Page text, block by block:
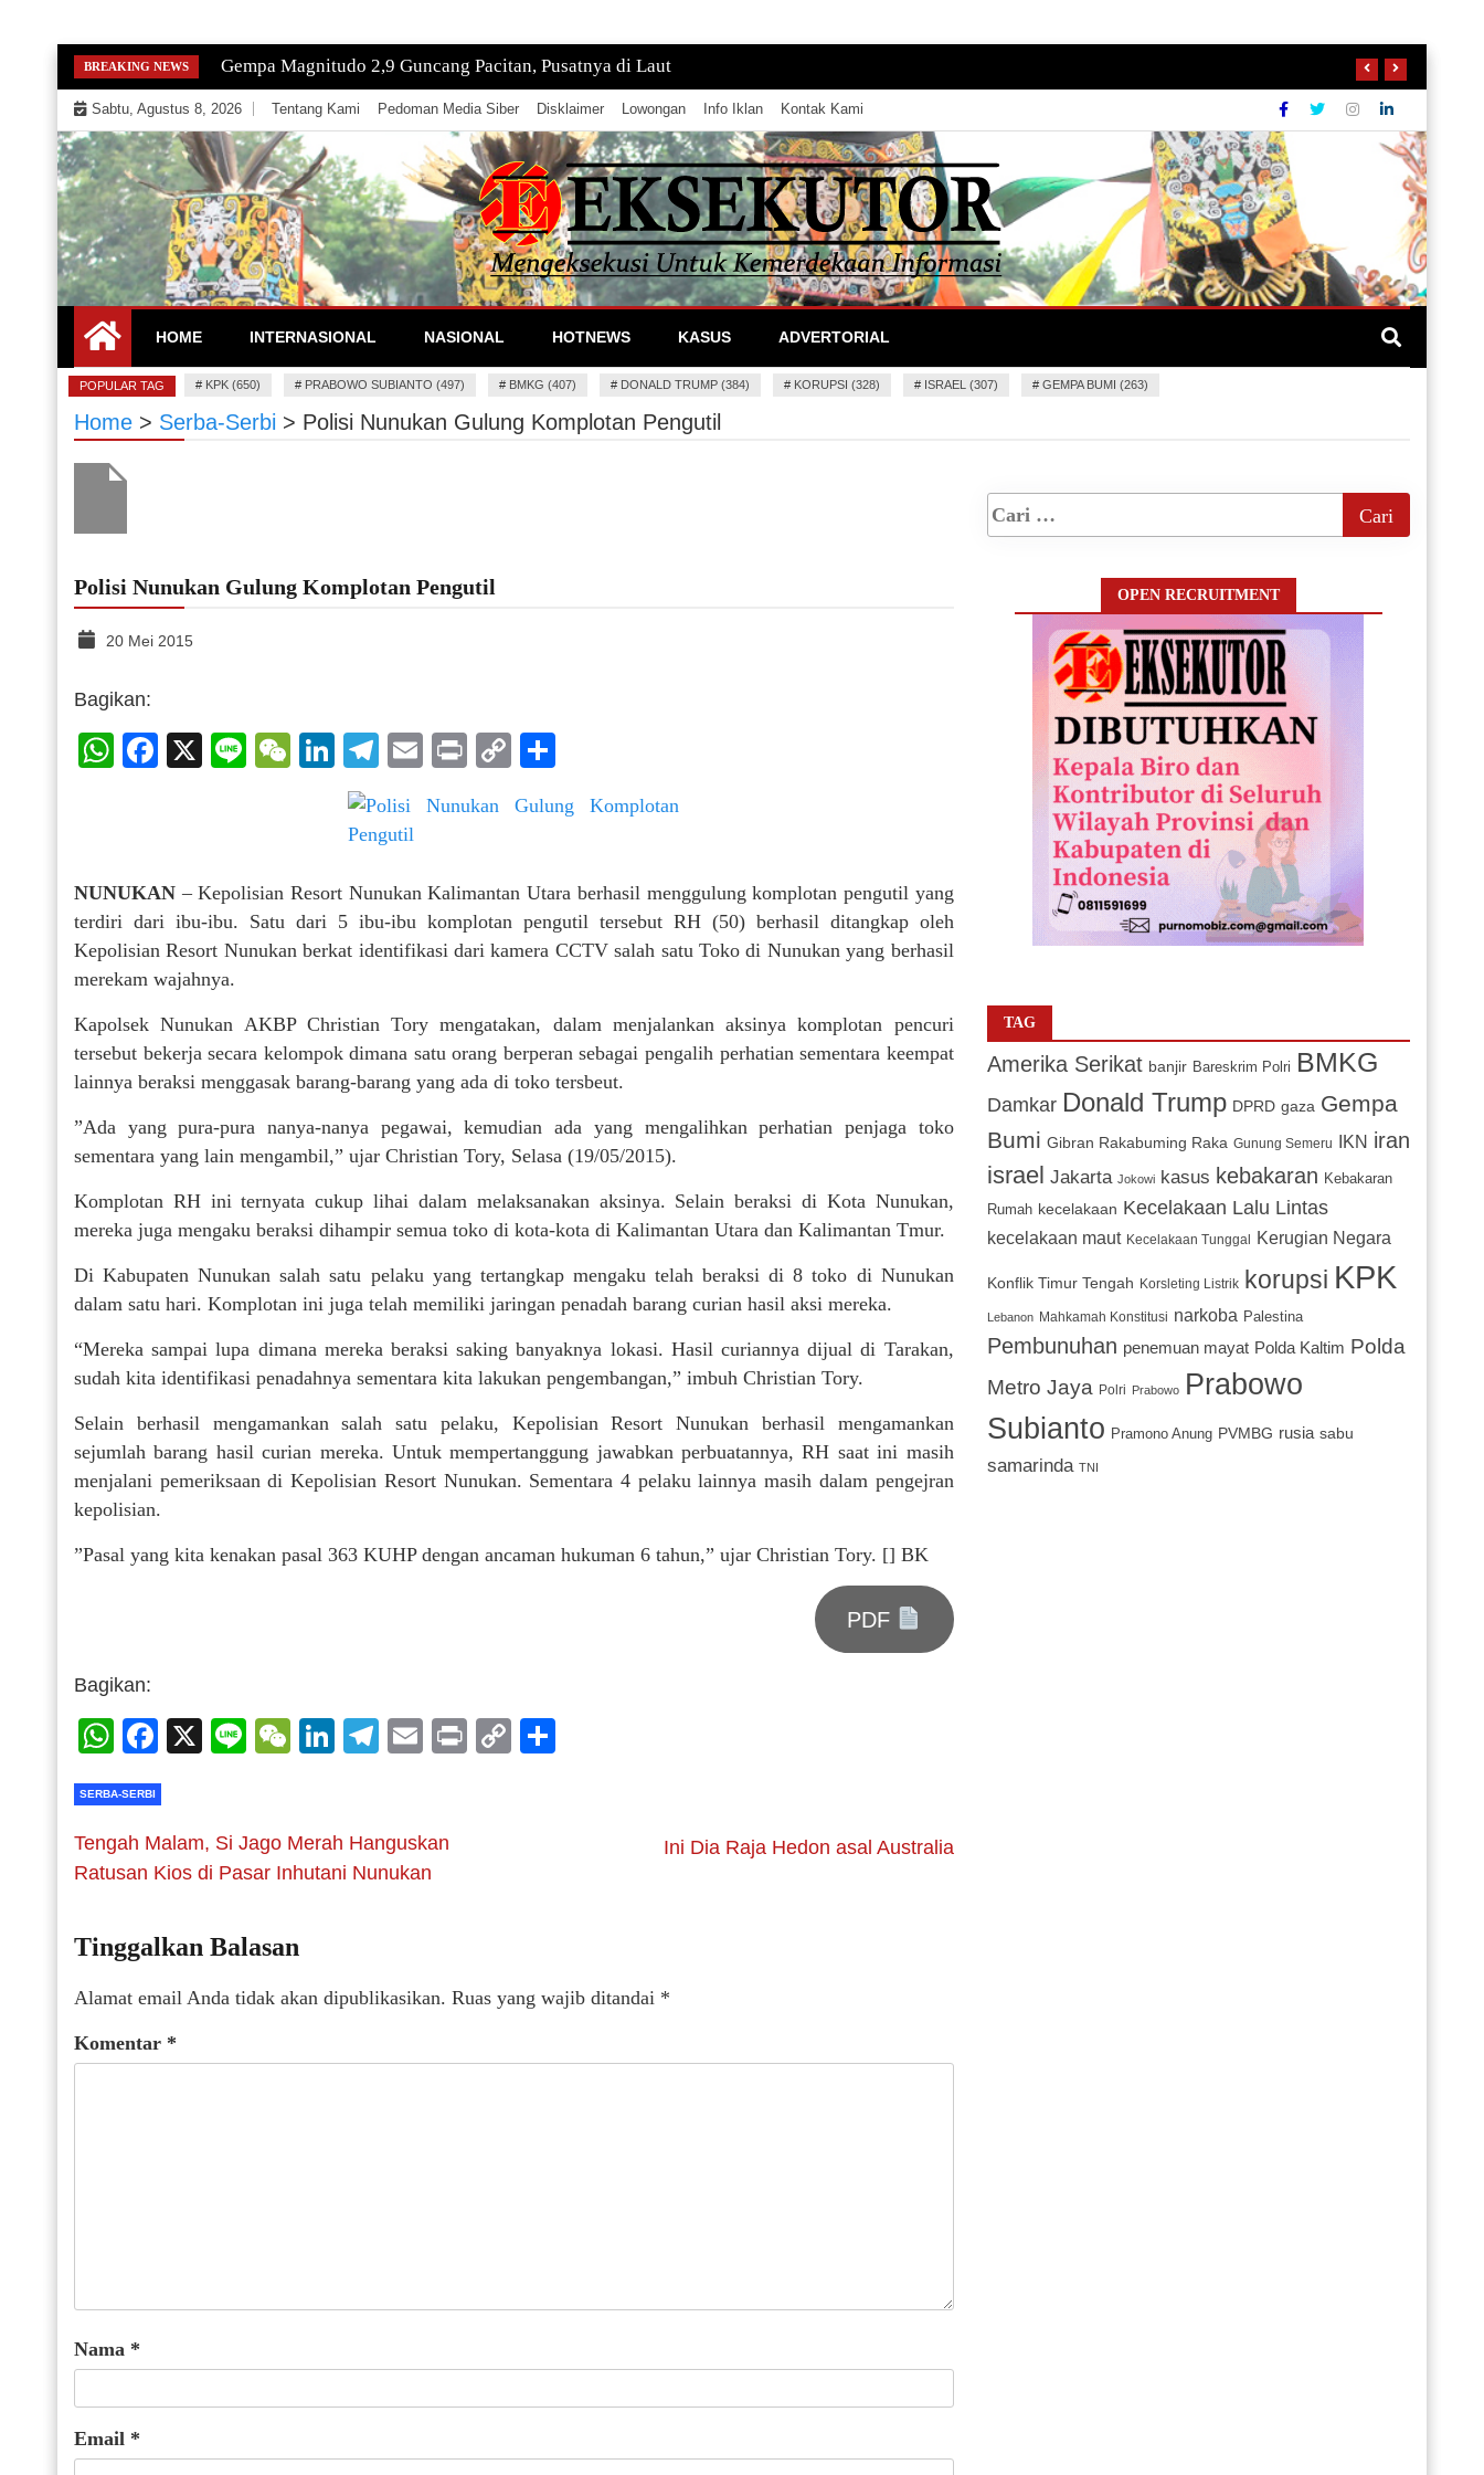
Skip
to
content
BREAKING NEWS Gempa Magnitudo 2,9 Guncang Pacitan, Pusatnya di Laut
Sabtu, Agustus 8, 2026 Tentang Kami Pedoman Media Siber Disklaimer Lowongan Info Iklan Kontak Kami
EKSEKUTOR
Mengeksekusi Berita Untuk Kemerdekaan dan Keadilan Informasi
HOME INTERNASIONAL NASIONAL HOTNEWS KASUS ADVERTORIAL
POPULAR TAG # KPK (650) # PRABOWO SUBIANTO (497) # BMKG (407) # DONALD TRUMP (384) # KORUPSI (328) # ISRAEL (307) # GEMPA BUMI (263)
Home > Serba-Serbi > Polisi Nunukan Gulung Komplotan Pengutil
Polisi Nunukan Gulung Komplotan Pengutil
20 Mei 2015
Bagikan:
WhatsApp
Facebook
X LineWeChat
LinkedIn
Telegram
EmailPrintCopy
NUNUKAN – Kepolisian Resort Nunukan Kalimantan Utara berhasil menggulung komplotan pengutil yang
terdiri dari ibu-ibu. Satu dari 5 ibu-ibu komplotan pengutil tersebut RH (50) berhasil ditangkap oleh
Kepolisian Resort Nunukan berkat identifikasi dari kamera CCTV salah satu Toko di Nunukan yang berhasil
merekam wajahnya.
Kapolsek Nunukan AKBP Christian Tory mengatakan, dalam menjalankan aksinya komplotan pencuri
tersebut bekerja secara kelompok dimana satu orang berperan sebagai pengalih perhatian sementara keempat
lainnya beraksi menggasak barang-barang yang ada di toko tersbeut.
”Ada yang pura-pura nanya-nanya pegawai, kemudian ada yang mengalihkan perhatian penjaga toko
sementara yang lain mengambil,” ujar Christian Tory, Selasa (19/05/2015).
Komplotan RH ini ternyata cukup lihai dalam melaksanakan aksinya. Selain beraksi di Kota Nunukan,
mereka juga mengaku beraksi dihampir semua toko di kota-kota di Kalimantan Utara dan Kalimantan Tmur.
Di Kabupaten Nunukan salah satu pelaku yang tertangkap mengaku telah beraksi di 8 toko di Nunukan
dalam satu hari. Komplotan ini juga telah memiliki jaringan penadah barang curian hasil aksi mereka.
“Mereka sampai lupa dimana mereka beraksi saking banyaknya lokasi. Hasil curiannya dijual di Tarakan,
sudah kita identifikasi penadahnya sementara kita lakukan pengembangan,” imbuh Christian Tory.
Selain berhasil mengamankan salah satu pelaku, Kepolisian Resort Nunukan berhasil mengamankan
sejumlah barang hasil curian mereka. Untuk mempertanggung jawabkan perbuatannya, RH saat ini masih
menjalani pemeriksaan di Kepolisian Resort Nunukan. Sementara 4 pelaku lainnya masih dalam pengejran
kepolisian.
”Pasal yang kita kenakan pasal 363 KUHP dengan ancaman hukuman 6 tahun,” ujar Christian Tory. [] BK
PDF
Bagikan:
WhatsApp
Facebook
X LineWeChat
LinkedIn
Telegram
EmailPrintCopy
SERBA-SERBI
Tengah Malam, Si Jago Merah Hanguskan
Ratusan Kios di Pasar Inhutani Nunukan
Ini Dia Raja Hedon asal Australia
Tinggalkan Balasan
Alamat email Anda tidak akan dipublikasikan. Ruas yang wajib ditandai *
Komentar *
Nama *
Email *
OPEN RECRUITMENT
TAG
Amerika Serikat banjir Bareskrim Polri BMKG
Damkar Donald Trump DPRD gaza Gempa
Bumi Gibran Rakabuming Raka Gunung Semeru IKN iran
israel Jakarta Jokowi kasus kebakaran Kebakaran
Rumah kecelakaan Kecelakaan Lalu Lintas
kecelakaan maut Kecelakaan Tunggal Kerugian Negara
Konflik Timur Tengah Korsleting Listrik korupsi KPK
Lebanon Mahkamah Konstitusi narkoba Palestina
Pembunuhan penemuan mayat Polda Kaltim Polda
Metro Jaya
Polri Prabowo
Prabowo
Subianto Pramono Anung PVMBG rusia sabu
samarinda TNI